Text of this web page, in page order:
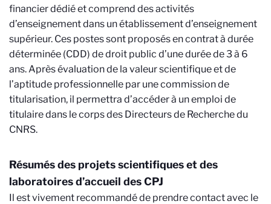
financier dédié et comprend des activités
d’enseignement dans un établissement d’enseignement
supérieur. Ces postes sont proposés en contrat à durée
déterminée (CDD) de droit public d’une durée de 3 à 6
ans. Après évaluation de la valeur scientifique et de
l’aptitude professionnelle par une commission de
titularisation, il permettra d’accéder à un emploi de
titulaire dans le corps des Directeurs de Recherche du
CNRS.
Résumés des projets scientifiques et des
laboratoires d’accueil des CPJ
Il est vivement recommandé de prendre contact avec le